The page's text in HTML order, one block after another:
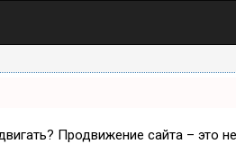
Продвижение сайта – это